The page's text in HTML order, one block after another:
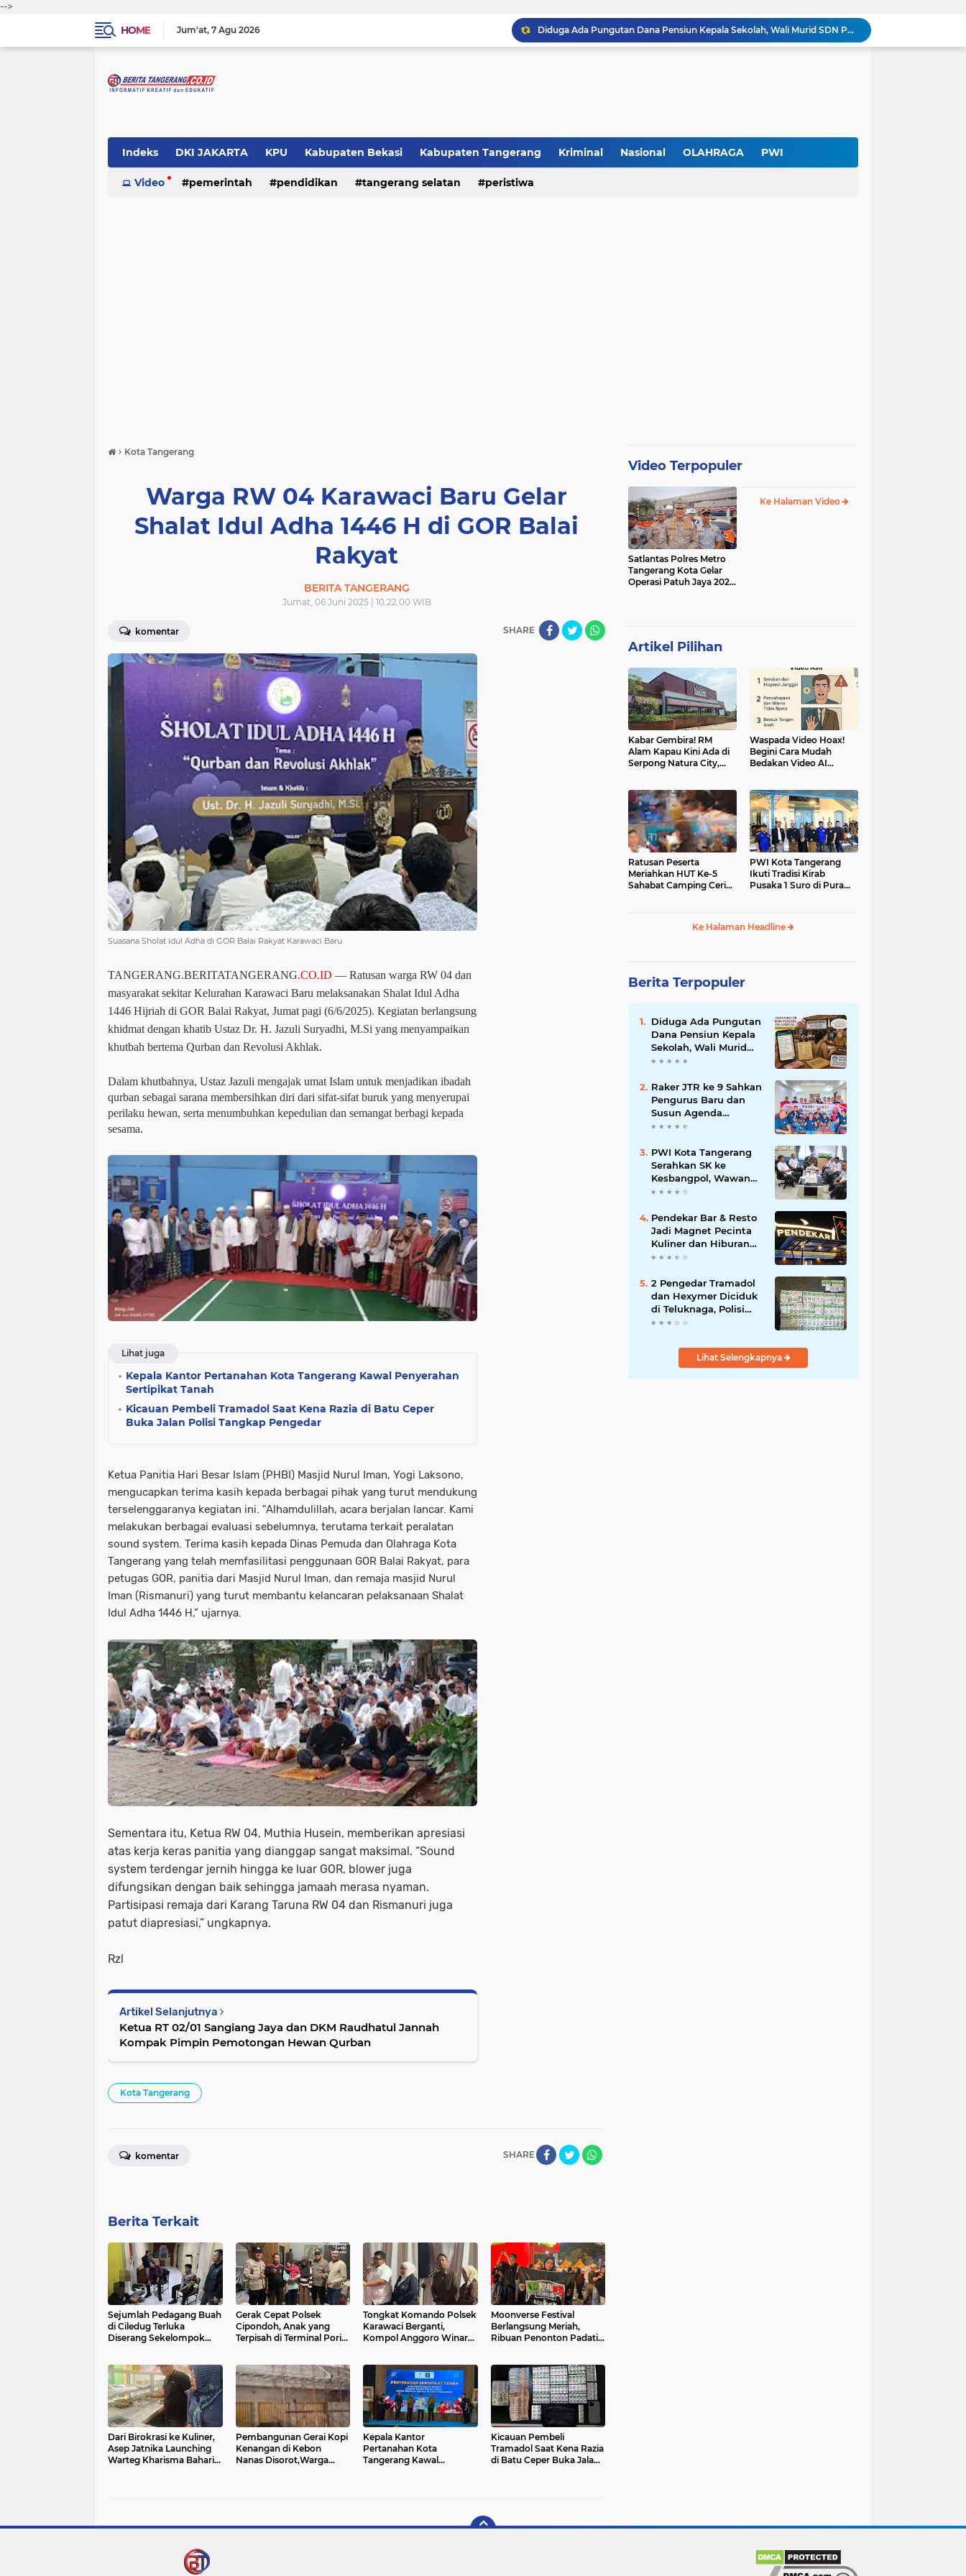
-->
HOME
Jum'at 7 Agu 2026
Diduga Ada Pungutan Dana Pensiun Kepala Sekolah, Wali Murid SDN Pasar Kemis 2 Layangkan Pengaduan
Pendekar Bar & Resto Jadi Magnet Pecinta Kuliner dan Hiburan Malam di Tangerang
Anggota TNI AD Tewas dengan 10 Luka Tusuk di Tangerang,Empat Pelaku Ditangkap Kurang dari 24 Jam
Indeks DKI JAKARTA KPU Kabupaten Bekasi Kabupaten Tangerang Kriminal Nasional OLAHRAGA PWI
Pemerintah Pendidikan Polri peristiwa
Video pemerintah pendidikan tangerang selatan peristiwa
› Kota Tangerang
Warga RW 04 Karawaci Baru Gelar
Shalat Idul Adha 1446 H di GOR Balai
Rakyat
BERITA TANGERANG
Jumat, 06 Juni 2025 | 10.22.00 WIB
komentar SHARE
Suasana Sholat idul Adha di GOR Balai Rakyat Karawaci Baru
TANGERANG.BERITATANGERANG.CO.ID — Ratusan warga RW 04 dan
masyarakat sekitar Kelurahan Karawaci Baru melaksanakan Shalat Idul Adha
1446 Hijriah di GOR Balai Rakyat, Jumat pagi (6/6/2025). Kegiatan berlangsung
khidmat dengan khatib Ustaz Dr. H. Jazuli Suryadhi, M.Si yang menyampaikan
khutbah bertema Qurban dan Revolusi Akhlak.
Dalam khutbahnya, Ustaz Jazuli mengajak umat Islam untuk menjadikan ibadah
qurban sebagai sarana membersihkan diri dari sifat-sifat buruk yang menyerupai
perilaku hewan, serta menumbuhkan kepedulian dan semangat berbagi kepada
sesama.
Lihat juga
Kepala Kantor Pertanahan Kota Tangerang Kawal Penyerahan
Sertipikat Tanah
Kicauan Pembeli Tramadol Saat Kena Razia di Batu Ceper
Buka Jalan Polisi Tangkap Pengedar
Ketua Panitia Hari Besar Islam (PHBI) Masjid Nurul Iman, Yogi Laksono,
mengucapkan terima kasih kepada berbagai pihak yang turut mendukung
terselenggaranya kegiatan ini. "Alhamdulillah, acara berjalan lancar. Kami
melakukan berbagai evaluasi sebelumnya, terutama terkait peralatan
sound system. Terima kasih kepada Dinas Pemuda dan Olahraga Kota
Tangerang yang telah memfasilitasi penggunaan GOR Balai Rakyat, para
petugas GOR, panitia dari Masjid Nurul Iman, dan remaja masjid Nurul
Iman (Rismanuri) yang turut membantu kelancaran pelaksanaan Shalat
Idul Adha 1446 H,” ujarnya.
Sementara itu, Ketua RW 04, Muthia Husein, memberikan apresiasi
atas kerja keras panitia yang dianggap sangat maksimal. “Sound
system terdengar jernih hingga ke luar GOR, blower juga
difungsikan dengan baik sehingga jamaah merasa nyaman.
Partisipasi remaja dari Karang Taruna RW 04 dan Rismanuri juga
patut diapresiasi,” ungkapnya.
Rzl
Artikel Selanjutnya
Ketua RT 02/01 Sangiang Jaya dan DKM Raudhatul Jannah
Kompak Pimpin Pemotongan Hewan Qurban
Kota Tangerang
SHARE
komentar
Berita Terkait
Sejumlah Pedagang Buah
di Ciledug Terluka
Diserang Sekelompok
Gerak Cepat Polsek
Cipondoh, Anak yang
Terpisah di Terminal Poris
Tongkat Komando Polsek
Karawaci Berganti,
Kompol Anggoro Winardi
Moonverse Festival
Berlangsung Meriah,
Ribuan Penonton Padati
Tangerang
Dari Birokrasi ke Kuliner,
Asep Jatnika Launching
Warteg Kharisma Bahari
Pembangunan Gerai Kopi
Kenangan di Kebon
Nanas Disorot,Warga
Kepala Kantor
Pertanahan Kota
Tangerang Kawal
Kicauan Pembeli
Tramadol Saat Kena Razia
di Batu Ceper Buka Jalan
Video Terpopuler
Satlantas Polres Metro
Tangerang Kota Gelar
Operasi Patuh Jaya 2025,
Ke Halaman Video
Artikel Pilihan
Kabar Gembira! RM
Alam Kapau Kini Ada di
Serpong Natura City,
Waspada Video Hoax!
Begini Cara Mudah
Bedakan Video AI
Ratusan Peserta
Meriahkan HUT Ke-5
Sahabat Camping Ceria,
PWI Kota Tangerang
Ikuti Tradisi Kirab
Pusaka 1 Suro di Pura
Ke Halaman Headline
Berita Terpopuler
Diduga Ada Pungutan
Dana Pensiun Kepala
Sekolah, Wali Murid
SDN Pasar Kemis 2
Pengaduan
Raker JTR ke 9 Sahkan
Pengurus Baru dan
Susun Agenda
Strategis 2026
PWI Kota Tangerang
Serahkan SK ke
Kesbangpol, Wawan
Fauzi: Peran Media
hingga Fatal
Pendekar Bar & Resto
Jadi Magnet Pecinta
Kuliner dan Hiburan
Malam di Tangerang
2 Pengedar Tramadol
dan Hexymer Diciduk
di Teluknaga, Polisi
Amankan Ratusan Pil
Lihat Selengkapnya